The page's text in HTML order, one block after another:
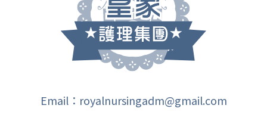
Email：royalnursingadm@gmail.com